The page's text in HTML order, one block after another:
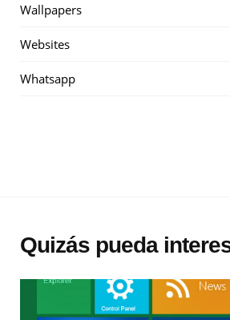
Wallpapers
Websites
Whatsapp
Quizás pueda